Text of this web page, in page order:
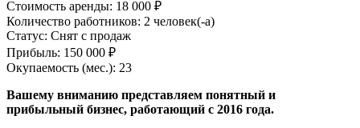
Стоимость аренды: 18 000 ₽
Количество работников: 2 человек(-а)
Статус: Снят с продаж
Прибыль: 150 000 ₽
Окупаемость (мес.): 23
Вашему вниманию представляем понятный и
прибыльный бизнес, работающий с 2016 года.